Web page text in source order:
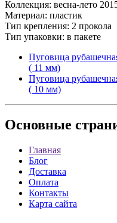
Коллекция: весна-лето
Материал: пластик
Тип крепления: 2 прокола
Тип упаковки: в пакете
Пуговица
( 11 мм)
Пуговица
( 10 мм)
Основные
Главная
Блог
Доставка
Оплата
Контакты
Карта сайта